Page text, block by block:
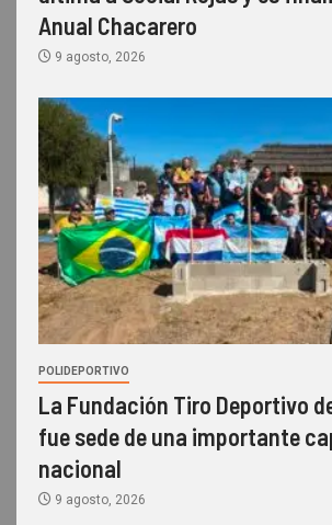
Anual Chacarero
9 agosto, 2026
POLIDEPORTIVO
La Fundación Tiro Deportivo
fue sede de una importante
nacional
9 agosto, 2026